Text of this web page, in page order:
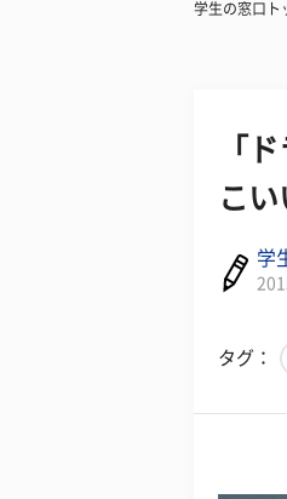
学生の窓口ト
「
こ
学
タグ：